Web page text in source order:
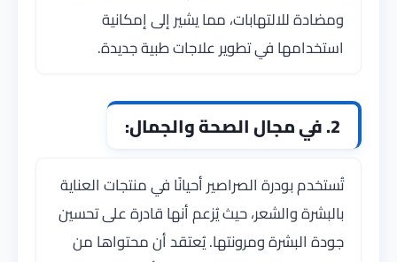
ومضادة للالتهابات، مما يشير إلى إمكانية
استخدامها في تطوير علاجات طبية جديدة.
2. في مجال الصحة والجمال:
تُستخدم بودرة الصراصير أحيانًا في منتجات العناية
بالبشرة والشعر، حيث يُزعم أنها قادرة على تحسين
جودة البشرة ومرونتها. يُعتقد أن محتواها من